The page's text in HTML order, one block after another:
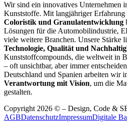
Wir sind ein innovatives Unternehmen
Kunststoffe. Mit langjähriger Erfahrung
Coloristik und Granulatentwicklung
Lösungen für die Automobilindustrie,
viele weitere Branchen. Unsere Stärke
Technologie, Qualität und
Kunststoffcompounds, die weltweit in
– oft unsichtbar, aber immer
Deutschland und Spanien arbeiten wir
Verantwortung mit Vision, um die
gestalten.
Copyright 2026 © – Design, Code &
AGBDatenschutzImpressumDigitale